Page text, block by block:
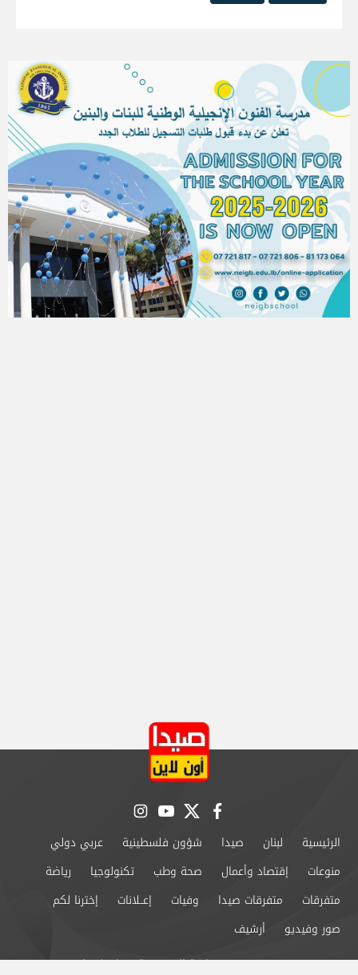
facebook
twitter
youtube
instagram
الرئيسية لبنان صيدا شؤون فلسطينية
عربي دولي
منوعات
إقتصاد وأعمال صحة وطب تكنولوجيا
رياضة
متفرقات
متفرقات صيدا وفيات إعــلانات
إخترنا لكم
صور وفيديو
أرشيف
من نحن
سياسة الخصوصية اتصل بنا